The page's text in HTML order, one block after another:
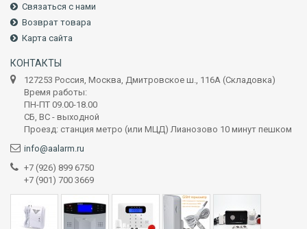
Связаться с нами
Возврат товара
Карта сайта
КОНТАКТЫ
127253 Россия, Москва, Дмитровское ш., 116А (Складовка)
Время работы:
ПН-ПТ 09.00-18.00
СБ, ВС - выходной
Проезд: станция метро (или МЦД) Лианозово 10 минут пешком
info@aalarm.ru
+7 (926) 899 6750
+7 (901) 700 3669